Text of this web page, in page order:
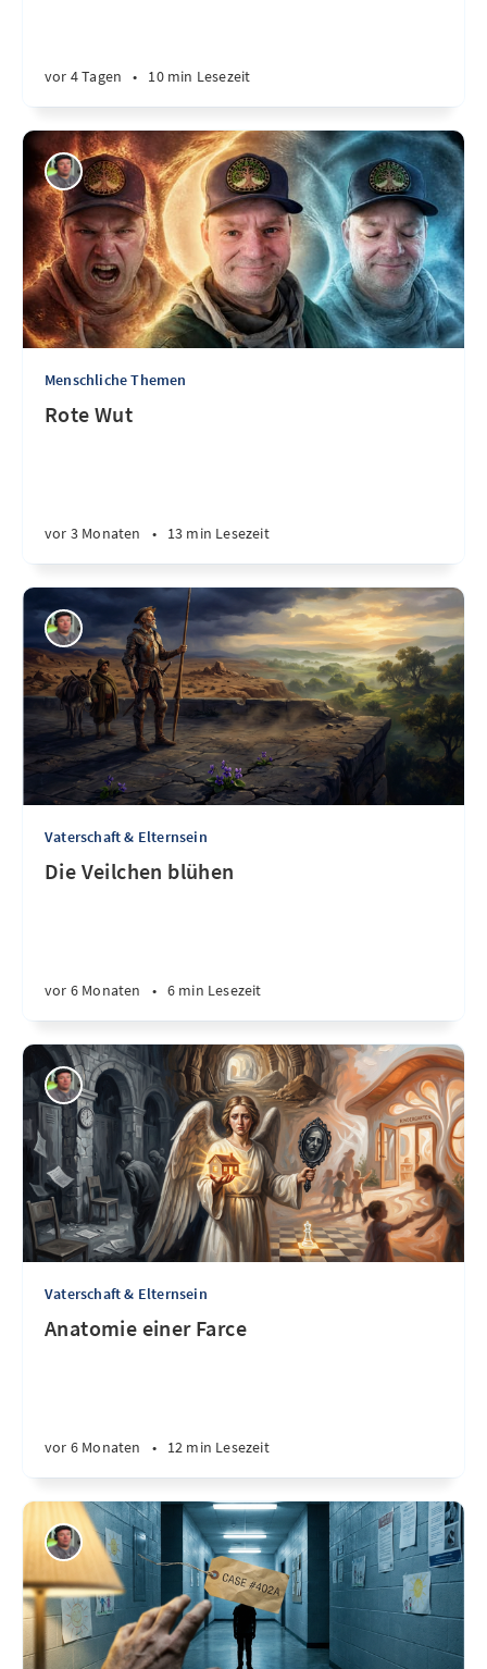
vor 4 Tagen • 10 min Lesezeit
Menschliche Themen
Rote Wut
vor 3 Monaten • 13 min Lesezeit
Vaterschaft & Elternsein
Die Veilchen blühen
vor 6 Monaten • 6 min Lesezeit
Vaterschaft & Elternsein
Anatomie einer Farce
vor 6 Monaten • 12 min Lesezeit